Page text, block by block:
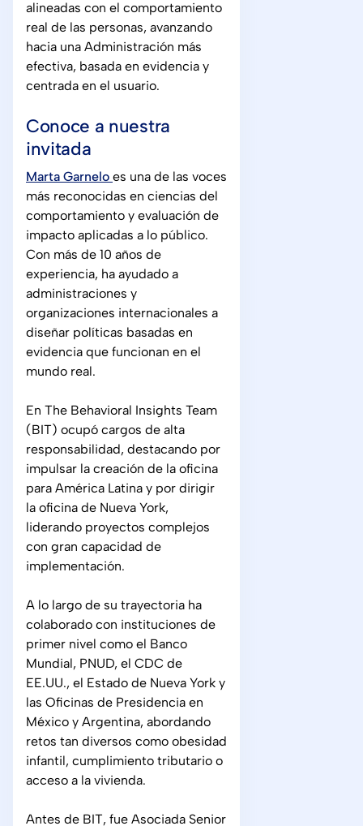
alineadas con el comportamiento
real de las personas, avanzando
hacia una Administración más
efectiva, basada en evidencia y
centrada en el usuario.
Conoce a nuestra
invitada
Marta Garnelo es una de las voces
más reconocidas en ciencias del
comportamiento y evaluación de
impacto aplicadas a lo público.
Con más de 10 años de
experiencia, ha ayudado a
administraciones y
organizaciones internacionales a
diseñar políticas basadas en
evidencia que funcionan en el
mundo real.
En The Behavioral Insights Team
(BIT) ocupó cargos de alta
responsabilidad, destacando por
impulsar la creación de la oficina
para América Latina y por dirigir
la oficina de Nueva York,
liderando proyectos complejos
con gran capacidad de
implementación.
A lo largo de su trayectoria ha
colaborado con instituciones de
primer nivel como el Banco
Mundial, PNUD, el CDC de
EE.UU., el Estado de Nueva York y
las Oficinas de Presidencia en
México y Argentina, abordando
retos tan diversos como obesidad
infantil, cumplimiento tributario o
acceso a la vivienda.
Antes de BIT, fue Asociada Senior